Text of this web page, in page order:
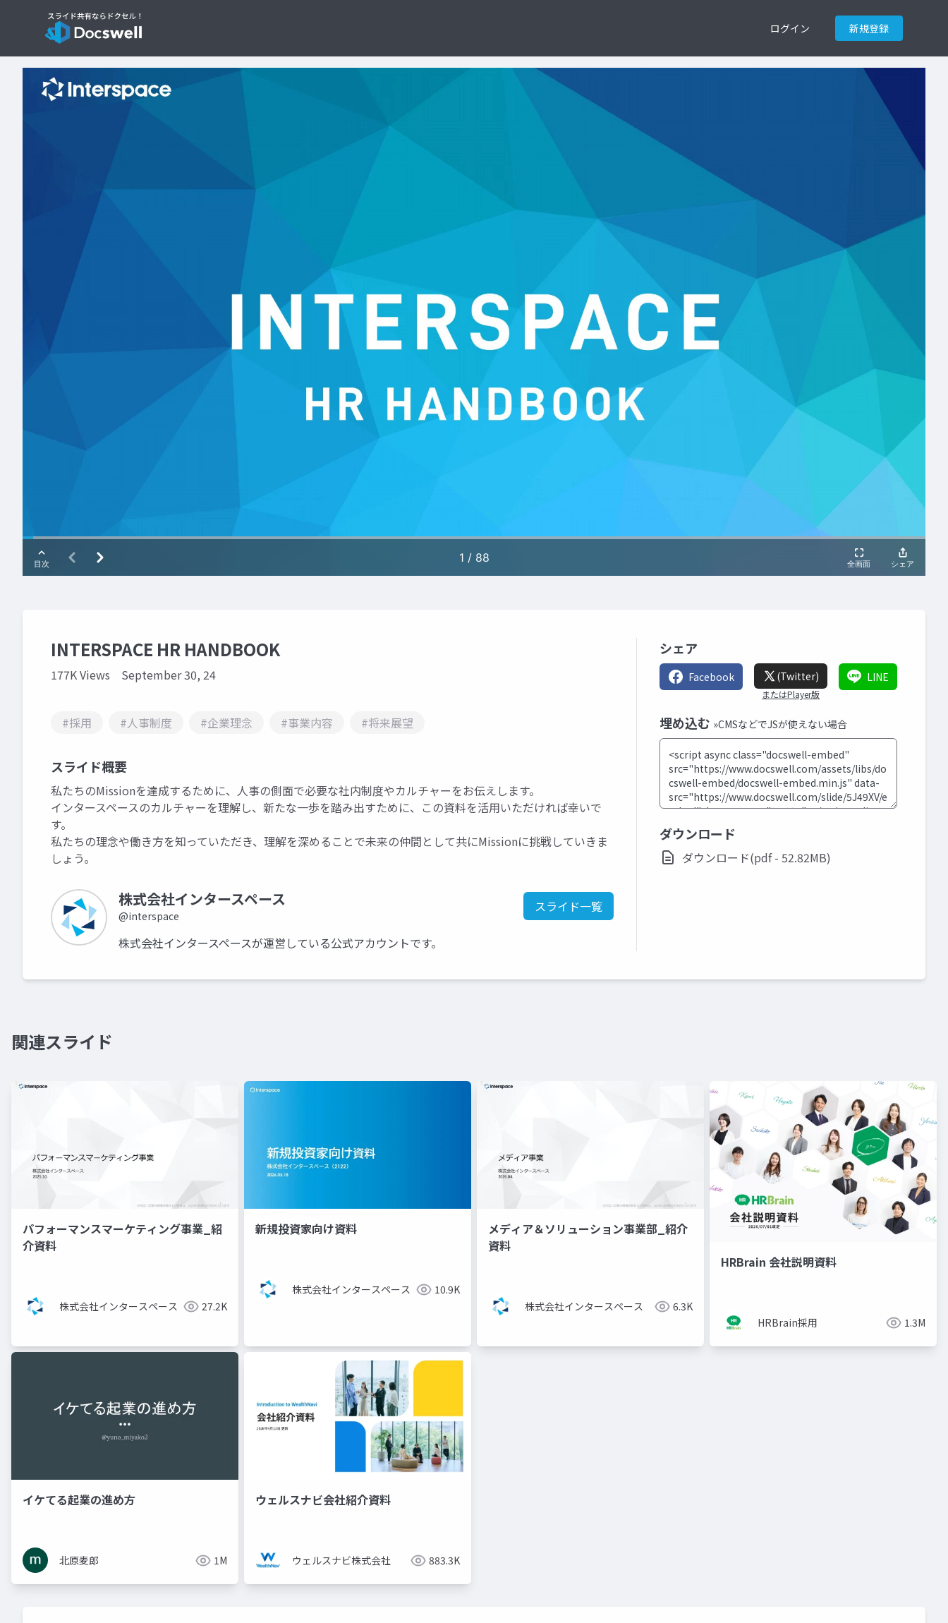
ログイン 新規登録
INTERSPACE HR HANDBOOK
177K Views September 30, 24
#採用 #人事制度 #企業理念 #事業内容 #将来展望
スライド概要
私たちのMissionを達成するために、人事の側面で必要な社内制度やカルチャーをお伝えします。
インタースペースのカルチャーを理解し、新たな一歩を踏み出すために、この資料を活用いただければ幸いで
す。
私たちの理念や働き方を知っていただき、理解を深めることで未来の仲間として共にMissionに挑戦していきま
しょう。
株式会社インタースペース
@interspace
スライド一覧
株式会社インタースペースが運営している公式アカウントです。
シェア
Facebook (Twitter)
またはPlayer版
LINE
埋め込む »CMSなどでJSが使えない場合
ダウンロード
ダウンロード(pdf - 52.82MB)
関連スライド
パフォーマンスマーケティング事業_紹
介資料
株式会社インタースペース 27.2K
新規投資家向け資料
株式会社インタースペース 10.9K
メディア＆ソリューション事業部_紹介
資料
株式会社インタースペース 6.3K
HRBrain 会社説明資料
HRBrain採用 1.3M
イケてる起業の進め方
北原麦郎 1M
ウェルスナビ会社紹介資料
ウェルスナビ株式会社 883.3K